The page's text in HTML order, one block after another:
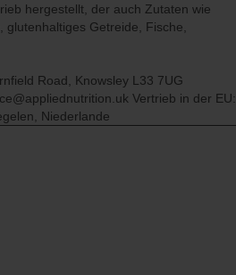
hergestellt, der auch Zutaten wie
Getreide, Fische,
Road, Knowsley L33 7UG
Vertrieb in der EU:
Niederlande